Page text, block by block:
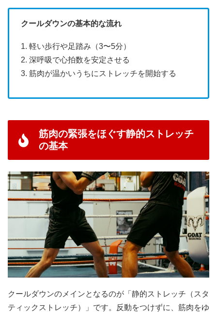
クールダウンの基本的な流れ
1. 軽い歩行や足踏み（3〜5分）
2. 深呼吸で心拍数を安定させる
3. 筋肉が温かいうちにストレッチを開始する
筋肉の緊張をほぐす静的ストレッチ
の基本
クールダウンのメインとなるのが「静的ストレッチ（スタ
ティックストレッチ）」です。反動をつけずに、筋肉をゆ